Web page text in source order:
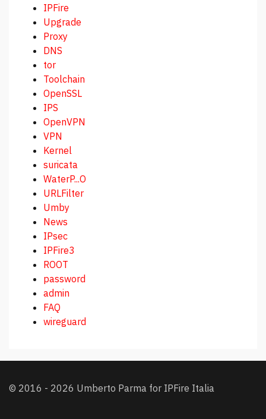
IPFire
Upgrade
Proxy
DNS
tor
Toolchain
OpenSSL
IPS
OpenVPN
VPN
Kernel
suricata
WaterP...O
URLFilter
Umby
News
IPsec
IPFire3
ROOT
password
admin
FAQ
wireguard
© 2016 - 2026 Umberto Parma for IPFire Italia